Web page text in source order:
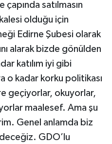
çapında satılmasın
olduğu için
Edirne Şubesi olarak
alarak bizde gönülden
katılım iyi gibi
o kadar korku politikası
geçiyorlar, okuyorlar,
maalesef. Ama şu
Genel anlamda biz
GDO’lu